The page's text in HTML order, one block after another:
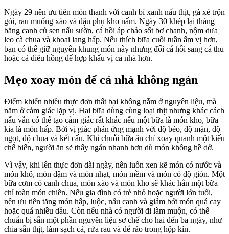
Ngày 29 nên ưu tiên món thanh với canh bí xanh nấu thịt, gà xé trộn
gỏi, rau muống xào và đậu phụ kho nấm. Ngày 30 khép lại tháng
bằng canh củ sen nấu sườn, cá hồi áp chảo sốt bơ chanh, nộm dưa
leo cà chua và khoai lang hấp. Nếu thích bữa cuối tuần ấm vị hơn,
bạn có thể giữ nguyên khung món này nhưng đổi cá hồi sang cá thu
hoặc cá diêu hồng để hợp khẩu vị cả nhà hơn.
Mẹo xoay món để cả nhà không ngán
Điểm khiến nhiều thực đơn thất bại không nằm ở nguyên liệu, mà
nằm ở cảm giác lặp vị. Hai bữa dùng cùng loại thịt nhưng khác cách
nấu vẫn có thể tạo cảm giác rất khác nếu một bữa là món kho, bữa
kia là món hấp. Bởi vị giác phản ứng mạnh với độ béo, độ mặn, độ
ngọt, độ chua và kết cấu. Khi chuỗi bữa ăn chỉ xoay quanh một kiểu
chế biến, người ăn sẽ thấy ngán nhanh hơn dù món không hề dở.
Vì vậy, khi lên thực đơn dài ngày, nên luôn xen kẽ món có nước và
món khô, món đậm và món nhạt, món mềm và món có độ giòn. Một
bữa cơm có canh chua, món xào và món kho sẽ khác hẳn một bữa
chỉ toàn món chiên. Nếu gia đình có trẻ nhỏ hoặc người lớn tuổi,
nên ưu tiên tăng món hấp, luộc, nấu canh và giảm bớt món quá cay
hoặc quá nhiều dầu. Còn nếu nhà có người đi làm muộn, có thể
chuẩn bị sẵn một phần nguyên liệu sơ chế cho hai đến ba ngày, như
chia sẵn thịt, làm sạch cá, rửa rau và để ráo trong hộp kín.